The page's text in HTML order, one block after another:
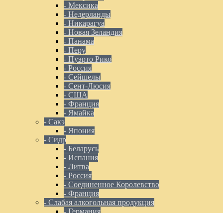
- Мексика
- Недерланды
- Никарагуа
- Новая Зеландия
- Панама
- Перу
- Пуэрто Рико
- Россия
- Сейшелы
- Сент-Люсия
- США
- Франция
- Ямайка
- Сакэ
- Япония
- Сидр
- Беларусь
- Испания
- Литва
- Россия
- Соединенное Королевство
- Франция
- Слабая алкогольная продукция
- Германия